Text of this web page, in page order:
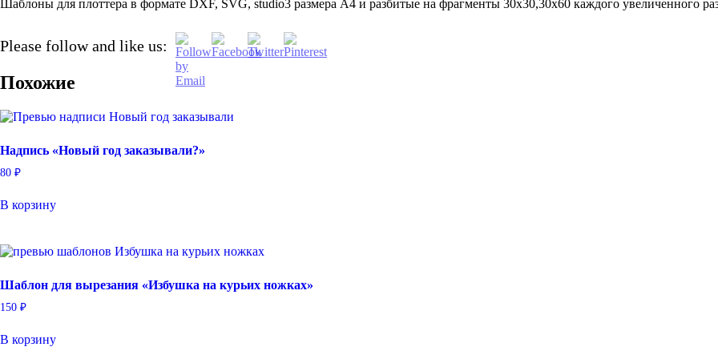
Шаблоны для плоттера в формате DXF, SVG, studio3 размера А4 и разбитые на фрагменты 30х30,30х60 каждого увеличенного
Please follow and like us:
Похожие
Надпись «Новый год заказывали?»
80 ₽
В корзину
Шаблон для вырезания «Избушка на курьих ножках»
150 ₽
В корзину